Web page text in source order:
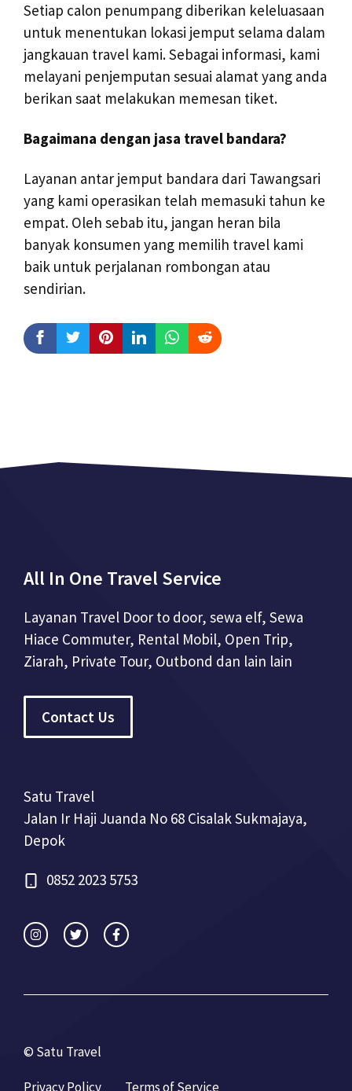
Setiap calon penumpang diberikan keleluasaan
untuk menentukan lokasi jemput selama dalam
jangkauan travel kami. Sebagai informasi, kami
melayani penjemputan sesuai alamat yang anda
berikan saat melakukan memesan tiket.
Bagaimana dengan jasa travel bandara?
Layanan antar jemput bandara dari Tawangsari
yang kami operasikan telah memasuki tahun ke
empat. Oleh sebab itu, jangan heran bila
banyak konsumen yang memilih travel kami
baik untuk perjalanan rombongan atau
sendirian.
All In One Travel Service
Layanan Travel Door to door, sewa elf, Sewa
Hiace Commuter, Rental Mobil, Open Trip,
Ziarah, Private Tour, Outbond dan lain lain
Contact Us
Satu Travel
Jalan Ir Haji Juanda No 68 Cisalak Sukmajaya,
Depok
0852 2023 5753
© Satu Travel
Privacy Policy Terms of Service